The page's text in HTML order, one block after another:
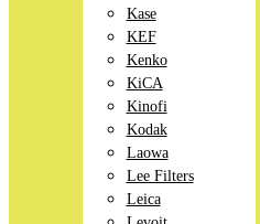
Kase
KEF
Kenko
KiCA
Kinofi
Kodak
Laowa
Lee Filters
Leica